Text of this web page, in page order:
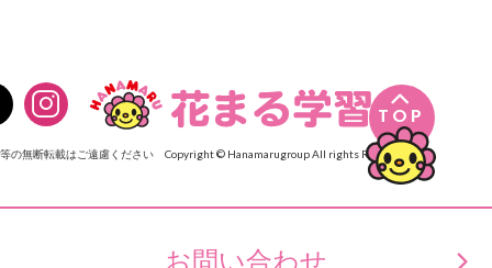
TOP

の無断転載はご遠慮ください Copyright © Hanamarugroup All rights Reserved.
お問い合わせ